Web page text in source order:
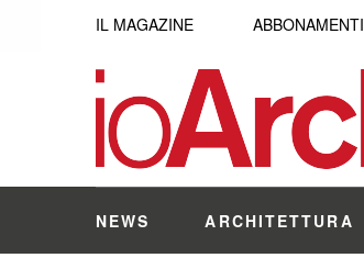
IL MAGAZINE ABBONAMENTI
NEWS ARCHITETTURA